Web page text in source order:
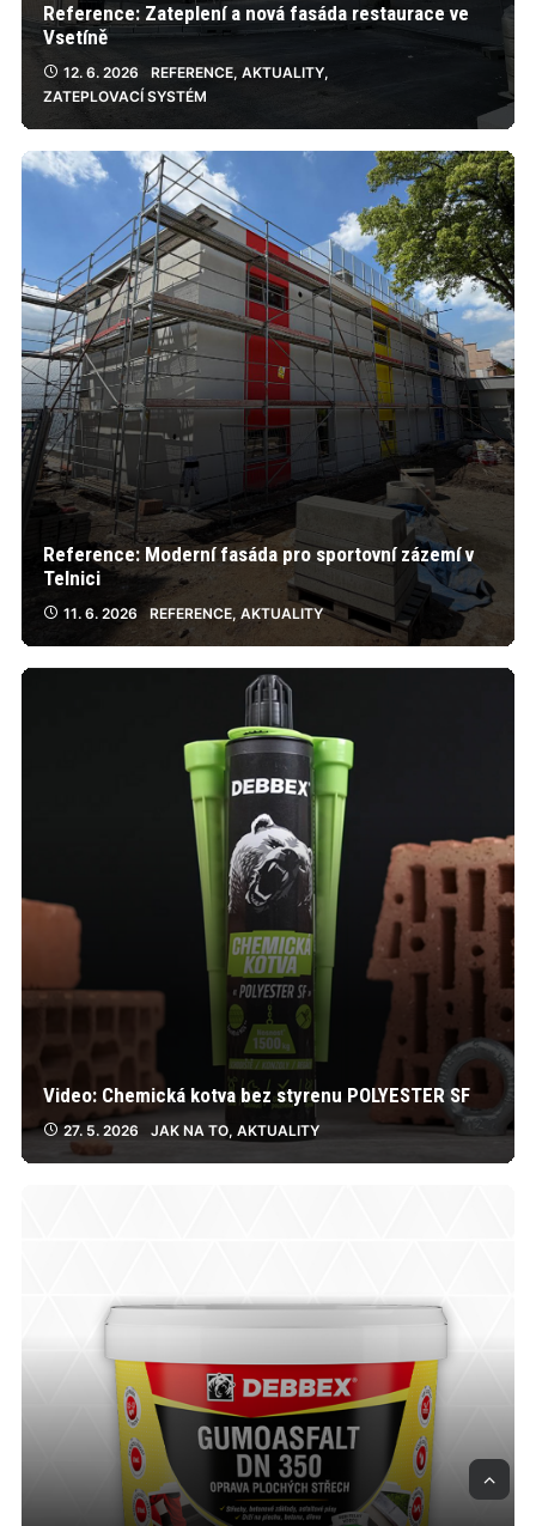
Reference: Zateplení a nová fasáda restaurace ve
Vsetíně
12. 6. 2026 REFERENCE, AKTUALITY,
ZATEPLOVACÍ SYSTÉM
Reference: Moderní fasáda pro sportovní zázemí v
Telnici
11. 6. 2026 REFERENCE, AKTUALITY
Video: Chemická kotva bez styrenu POLYESTER SF
27. 5. 2026 JAK NA TO, AKTUALITY